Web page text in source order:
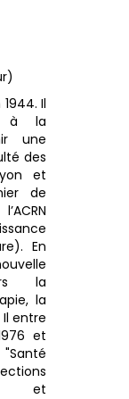
Il
à la
une
des
et
de
En
la
la
entre
et
et